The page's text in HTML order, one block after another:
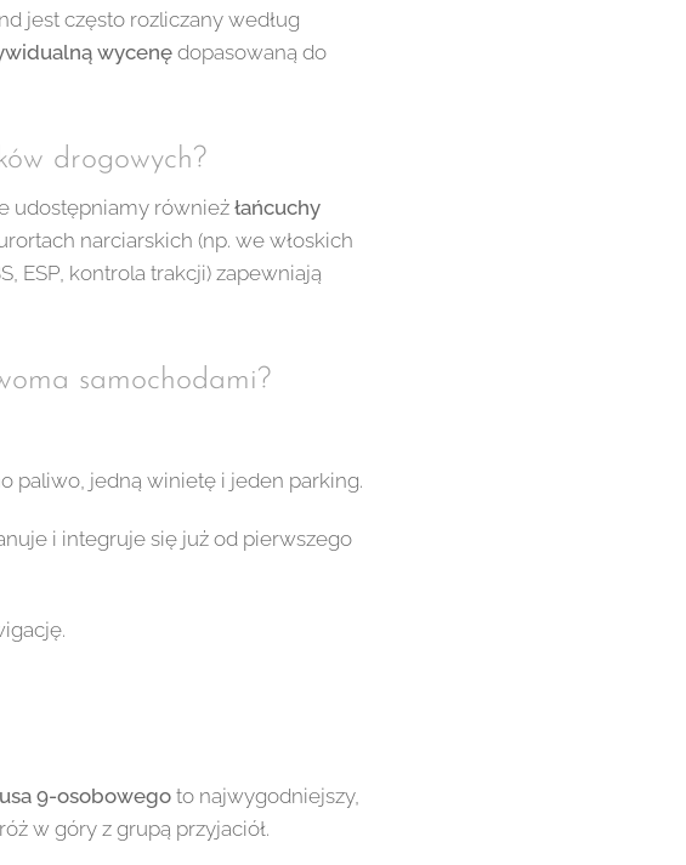
jest często rozliczany według
wycenę dopasowaną do
drogowych?
udostępniamy również łańcuchy
narciarskich (np. we włoskich
ESP, kontrola trakcji) zapewniają
samochodami?
paliwo, jedną winietę i jeden parking.
i integruje się już od pierwszego
9-osobowegoto najwygodniejszy,
w góry z grupą przyjaciół.